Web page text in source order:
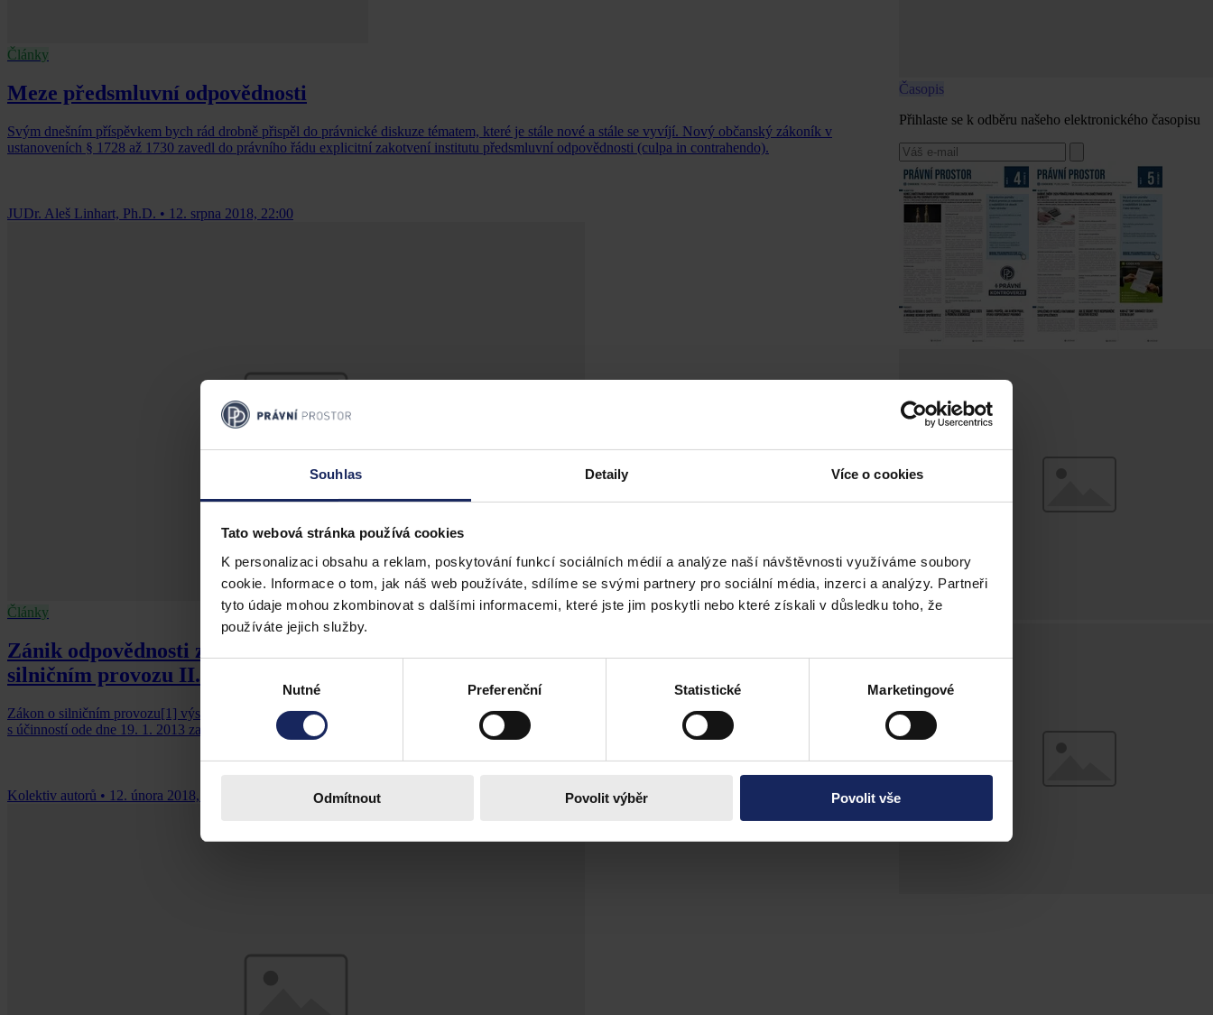
Souhlas Detaily Více o cookies
Tato webová stránka používá cookies
K personalizaci obsahu a reklam, poskytování funkcí sociálních médií a analýze naší návštěvnosti využíváme soubory
cookie. Informace o tom, jak náš web používáte, sdílíme se svými partnery pro sociální média, inzerci a analýzy. Partneři
tyto údaje mohou zkombinovat s dalšími informacemi, které jste jim poskytli nebo které získali v důsledku toho, že
používáte jejich služby.
souhlasu
Nutné Preferenční Statistické Marketingové
Odmítnout Povolit výběr Povolit vše
Články
Meze předsmluvní odpovědnosti
Svým dnešním příspěvkem bych rád drobně přispěl do právnické diskuze tématem, které je stále nové a stále se vyvíjí. Nový občanský zákoník v
ustanoveních § 1728 až 1730 zavedl do právního řádu explicitní zakotvení institutu předsmluvní odpovědnosti (culpa in contrahendo).
JUDr. Aleš Linhart, Ph.D. • 12. srpna 2018, 22:00
Články
Zánik odpovědnosti za správní delikt provozovatele vozidla (fyzické osoby) podle zákona o
silničním provozu II.
Zákon o silničním provozu[1] výslovně neupravoval lhůty pro zánik odpovědnosti za správní delikt[2] provozovatele vozidla od doby, kdy byl tento institut
s účinností ode dne 19. 1. 2013 zaveden.[3] Toto opomenutí zákonodárce bylo napraveno až novelou (zákon č. 230/2014 Sb.) účinnou od 7. 11. 2014.
Kolektiv autorů • 12. února 2018, 23:00
Časopis
Přihlaste se k odběru našeho elektronického časopisu